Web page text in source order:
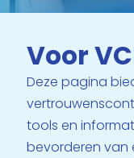
Voor
Deze pagina
tools en
bevorderen van